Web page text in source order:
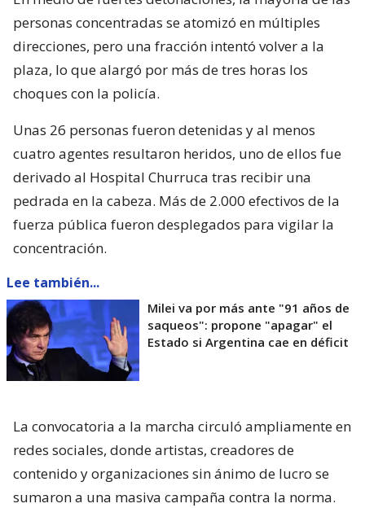
personas concentradas se atomizó en múltiples
direcciones, pero una fracción intentó volver a la
plaza, lo que alargó por más de tres horas los
choques con la policía.
Unas 26 personas fueron detenidas y al menos
cuatro agentes resultaron heridos, uno de ellos fue
derivado al Hospital Churruca tras recibir una
pedrada en la cabeza. Más de 2.000 efectivos de la
fuerza pública fueron desplegados para vigilar la
concentración.
Lee también...
Milei va por más ante "91 años de
saqueos": propone "apagar" el
Estado si Argentina cae en déficit
La convocatoria a la marcha circuló ampliamente en
redes sociales, donde artistas, creadores de
contenido y organizaciones sin ánimo de lucro se
sumaron a una masiva campaña contra la norma.